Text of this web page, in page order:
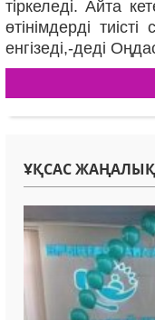
тіркеледі. Айта
өтінімдерді
енгізеді,-деді
ҰҚСАС